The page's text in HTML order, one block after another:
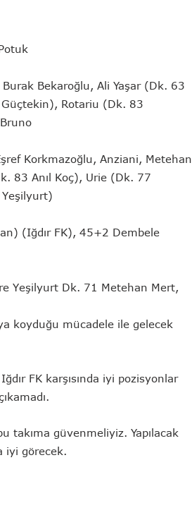
Bekaroğlu, Ali Yaşar (Dk. 63
Rotariu (Dk. 83
Korkmazoğlu, Anziani, Metehan
83 Anıl Koç), Urie (Dk. 77
(Iğdır FK), 45+2 Dembele
Yeşilyurt Dk. 71 Metehan Mert,
koyduğu mücadele ile gelecek
FK karşısında iyi pozisyonlar
takıma güvenmeliyiz. Yapılacak
iyi görecek.